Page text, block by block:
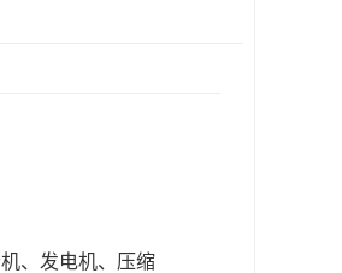
、发电机、压缩